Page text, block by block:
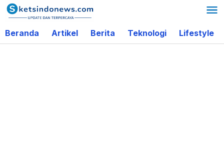
Lewati
ke
konten
Beranda Artikel Berita Teknologi Lifestyle